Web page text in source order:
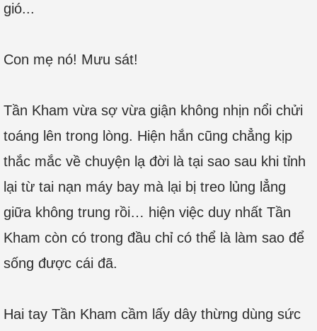
gió...
Con mẹ nó! Mưu sát!
Tần Kham vừa sợ vừa giận không nhịn nổi chửi
toáng lên trong lòng. Hiện hắn cũng chẳng kịp
thắc mắc về chuyện lạ đời là tại sao sau khi tỉnh
lại từ tai nạn máy bay mà lại bị treo lủng lẳng
giữa không trung rồi… hiện việc duy nhất Tần
Kham còn có trong đầu chỉ có thể là làm sao để
sống được cái đã.
Hai tay Tần Kham cầm lấy dây thừng dùng sức